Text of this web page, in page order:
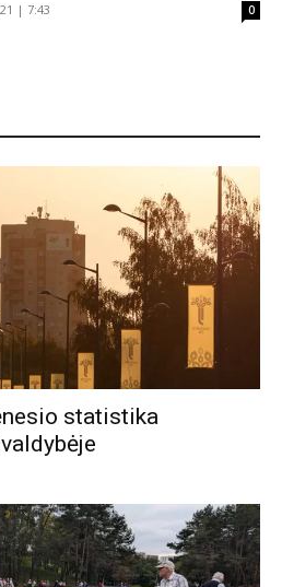
| 7:43 0
statistika